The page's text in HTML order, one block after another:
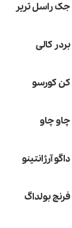
جک راسل تریر
بردر کالی
کن کورسو
چاو چاو
داگو آرژانتینو
فرنچ بولداگ